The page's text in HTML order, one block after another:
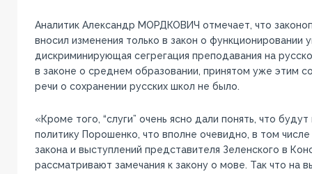
Аналитик Александр МОРДКОВИЧ отмечает, что
вносил изменения только в закон о функционировании
дискриминирующая сегрегация преподавания на
в законе о среднем образовании, принятом уже этим
речи о сохранении русских школ не было.
«Кроме того, “слуги” очень ясно дали понять, что
политику Порошенко, что вполне очевидно, в том
закона и выступлений представителя Зеленского в
рассматривают замечания к закону о мове. Так что на